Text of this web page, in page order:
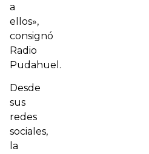
a
ellos»,
consignó
Radio
Pudahuel .
Desde
sus
redes
sociales,
la